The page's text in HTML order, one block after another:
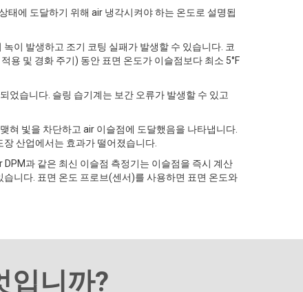
태에 도달하기 위해 air 냉각시켜야 하는 온도로 설명됩
이 발생하고 조기 코팅 실패가 발생할 수 있습니다. 코
용 및 경화 주기) 동안 표면 온도가 이슬점보다 최소 5°F
었습니다. 슬링 습기계는 보간 오류가 발생할 수 있고
혀 빛을 차단하고 air 이슬점에 도달했음을 나타냅니다.
산업에서는 효과가 떨어졌습니다.
과 같은 최신 이슬점 측정기는 이슬점을 즉시 계산
니다. 표면 온도 프로브(센서)를 사용하면 표면 온도와
입니까?